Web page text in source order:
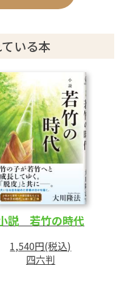
脚本づくりの秘訣
と面白さを生む
から三木監督の秘密
「青春映画」の核
木監督守護霊の霊
いる本
説 若竹の時代
1,540円(税込)
四六判